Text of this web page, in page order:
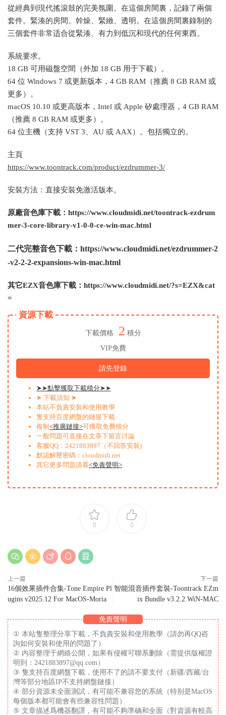
從經典到現代搖滾鼓的完美氛圍。在這個房間裏，記錄了兩個
套件。緊湊的房間。幹燥、緊緻、透明。在這個房間裏錄制的
三個套件非常适合從緊湊、有力到低沉和現代的任何東西。
系統要求。
18 GB 可用磁盤空間（外加 18 GB 用于下載）。
64 位 Windows 7 或更新版本，4 GB RAM（推薦 8 GB RAM 或
更多）。
macOS 10.10 或更高版本，Intel 或 Apple 矽處理器，4 GB RAM
（推薦 8 GB RAM 或更多）。
64 位主機（支持 VST 3、AU 或 AAX）。包括獨立的。
主頁
https://www.toontrack.com/product/ezdrummer-3/
安裝方法：直接安裝免激活版本。
原廠音色庫下載：https://www.cloudmidi.net/toontrack-ezdrum
mer-3-core-library-v1-0-0-ce-win-mac.html
二代完整音色下載：https://www.cloudmidi.net/ezdrummer-2
-v2-2-2-expansions-win-mac.html
其它EZX音色庫下載：https://www.cloudmidi.net/?s=EZX&cat
=
資源下載
下載價格 2 積分
VIP免費
請先登錄
➤➤點擊獲取下載積分➤➤
➤ 下載須知 ➤
本站不負責安裝和使用教學
隻支持百度網盤的鏈接下載
複制 <推廣鏈接>可獲取免費積分
一般問題可直接在文章下留言讨論
客服QQ：2421883897（不回答安裝)
默認解壓密碼：cloudmidi.net
其它更多問題請看<免責聲明>
0 0
上一篇
16個效果插件合集-Tone Empire Pl
ugins v2025.12 For MacOS-Moria
下一篇
智能混音插件套裝-Toontrack EZm
ix Bundle v3.2.2 WiN-MAC
免責聲明
① 本站隻整理分享下載，不負責安裝和使用教學（請勿再QQ咨
詢如何安裝和使用的問題了）
② 内容整理于網絡公開，如果有侵權可聯系删除（需提供版權證
明到：2421883897@qq.com）
③ 隻支持百度網盤下載，使用不了的請不要支付（新疆/西藏/台
灣等部分地區IP不支持網盤鏈接）
④ 部分資源未全面測試，有可能不兼容您的系統（特别是MacOS
每個版本都可能會有些兼容性問題）
⑤ 文章描述爲機器翻譯，有可能不夠準确和全面（對資源有較高